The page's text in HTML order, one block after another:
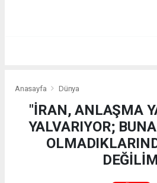
Anasayfa Dünya
"İRAN, ANLAŞMA
YALVARIYOR;